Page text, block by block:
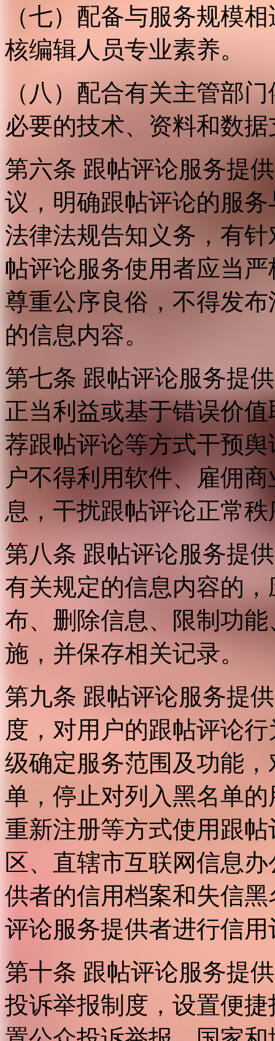
（七）配备与服务规模
核编辑人员专业素养。
（八）配合有关主管部
必要的技术、资料和数
第六条 跟帖评论服务提
议，明确跟帖评论的服
法律法规告知义务，有
帖评论服务使用者应当
尊重公序良俗，不得发
的信息内容。
第七条 跟帖评论服务提
正当利益或基于错误价
荐跟帖评论等方式干预
户不得利用软件、雇佣
息，干扰跟帖评论正常
第八条 跟帖评论服务提
有关规定的信息内容的
布、删除信息、限制功
施，并保存相关记录。
第九条 跟帖评论服务提
度，对用户的跟帖评论
级确定服务范围及功能
单，停止对列入黑名单
重新注册等方式使用跟
区、直辖市互联网信息
供者的信用档案和失信
评论服务提供者进行信用
第十条 跟帖评论服务提
投诉举报制度，设置便